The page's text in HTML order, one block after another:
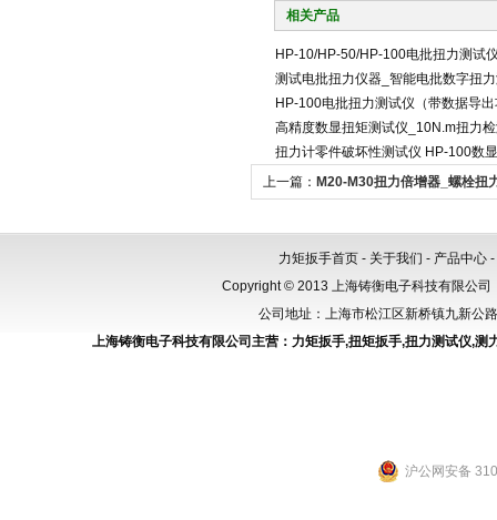
相关产品
HP-10/HP-50/HP-100电批扭力测试
测试电批扭力仪器_智能电批数字扭
HP-100电批扭力测试仪（带数据导
高精度数显扭矩测试仪_10N.m扭力
扭力计零件破坏性测试仪 HP-100数
上一篇： M20-M30扭力倍增器_螺栓扭
力矩扳手首页 - 关于我们 - 产品中心 -
Copyright © 2013 上海铸衡电子科技有限公
公司地址：上海市松江区新桥镇九新
上海铸衡电子科技有限公司主营： 力矩扳手,扭矩扳手,扭力测试仪,测
沪公网安备